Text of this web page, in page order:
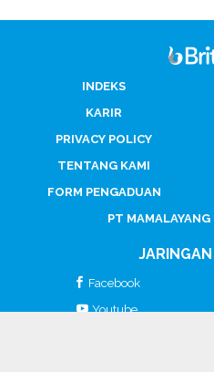
INDEKS
KARIR
PRIVACY POLICY
TENTANG KAMI
FORM PENGADUAN
PT MAMALAYANG
Facebook
Youtube